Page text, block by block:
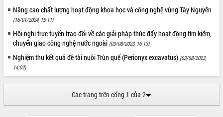
trường Nguyễn Hoàng Hiệp khảo sát
vùng trồng và doanh nghiệp đóng gói
sầu riêng tại Đắk Lắk
Trình diễn nghệ thuật chế biến các
món ăn từ sầu riêng
Đắk Lắk công bố Quy hoạch và xúc
tiến đầu tư tỉnh
Ngành cá ngừ Đắk Lắk chủ động thích
ứng để giữ vững thị trường xuất khẩu
Nâng cao chất lượng hoạt động khoa học và công nghệ vùng Tây Nguyên
(16/01/2024, 15:11)
Hội nghị trực tuyến trao đổi về các giải pháp thúc đẩy hoạt động tìm kiếm,
chuyển giao công nghệ nước ngoài (03/08/2023, 16:13)
Nghiệm thu kết quả đề tài nuôi Trùn quế (Perionyx excavatus) (03/08/2023,
14:02)
Các trang trên cổng 1 của 2